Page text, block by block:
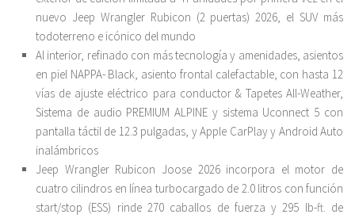
nuevo Jeep Wrangler Rubicon (2 puertas) 2026, el SUV más
todoterreno e icónico del mundo
Al interior, refinado con más tecnología y amenidades, asientos
en piel NAPPA- Black, asiento frontal calefactable, con hasta 12
vías de ajuste eléctrico para conductor & Tapetes All-Weather,
Sistema de audio PREMIUM ALPINE y sistema Uconnect 5 con
pantalla táctil de 12.3 pulgadas, y Apple CarPlay y Android Auto
inalámbricos
Jeep Wrangler Rubicon Joose 2026 incorpora el motor de
cuatro cilindros en línea turbocargado de 2.0 litros con función
start/stop (ESS) rinde 270 caballos de fuerza y 295 lb-ft. de